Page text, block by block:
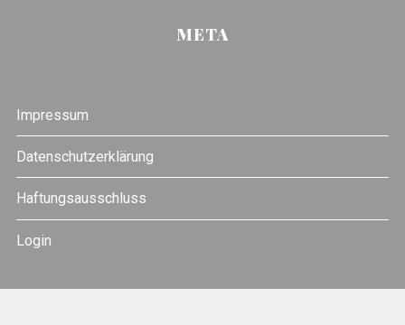
META
Impressum
Datenschutzerklärung
Haftungsausschluss
Login